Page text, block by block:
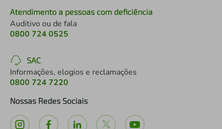
Atendimento a pessoas com deficiência
Auditivo ou de fala
0800 724 0525
SAC
Informações, elogios e reclamações
0800 724 7220
Nossas Redes Sociais